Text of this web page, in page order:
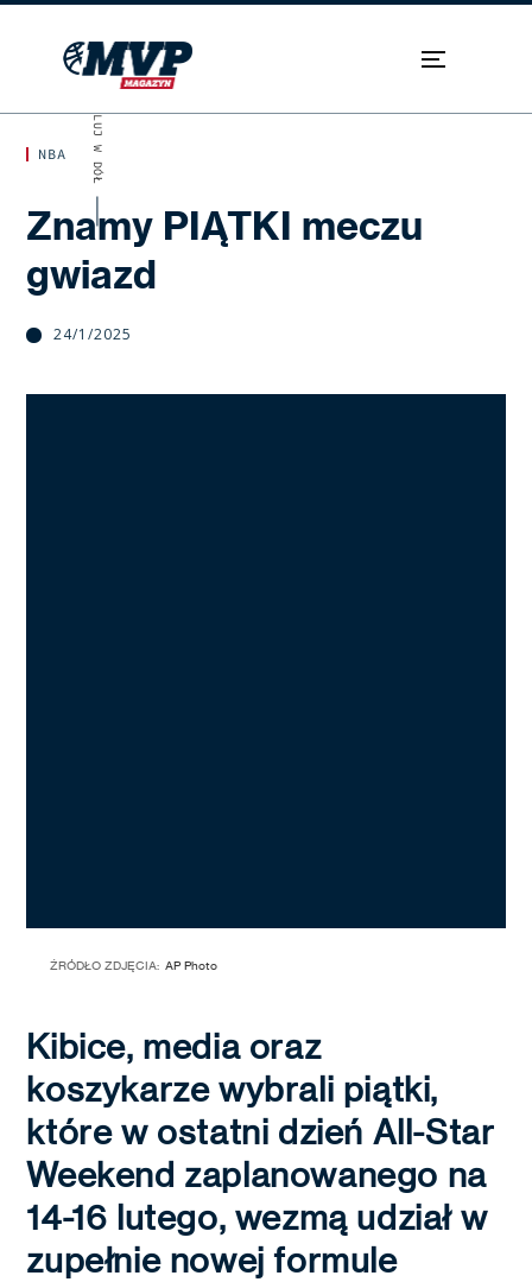
NBA
Znamy PIĄTKI meczu
gwiazd
24/1/2025
SKROLUJ W DÓŁ
ŹRÓDŁO ZDJĘCIA: AP Photo
Kibice, media oraz
koszykarze wybrali piątki,
które w ostatni dzień All-Star
Weekend zaplanowanego na
14-16 lutego, wezmą udział w
zupełnie nowej formule